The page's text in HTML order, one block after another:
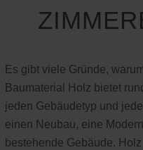
Es gibt viele Gründe,
Baumaterial Holz bietet
jeden Gebäudetyp und
einen Neubau, eine
bestehende Gebäude.